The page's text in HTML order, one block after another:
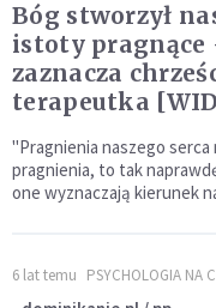
Bóg stworzył
istoty pragnące
zaznacza
terapeutka
"Pragnienia naszego serca
pragnienia, to tak
one wyznaczają kierunek
6 lat temu PSYCHOLOGIA NA